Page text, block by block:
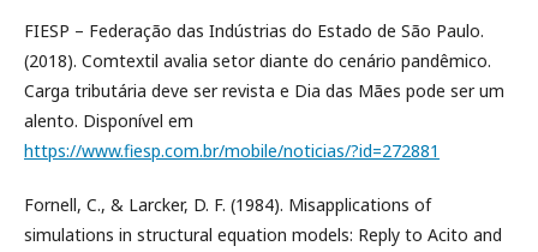
FIESP – Federação das Indústrias do Estado de São Paulo.
(2018). Comtextil avalia setor diante do cenário pandêmico.
Carga tributária deve ser revista e Dia das Mães pode ser um
alento. Disponível em
https://www.fiesp.com.br/mobile/noticias/?id=272881
Fornell, C., & Larcker, D. F. (1984). Misapplications of
simulations in structural equation models: Reply to Acito and